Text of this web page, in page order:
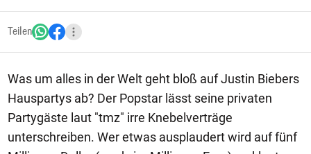
Teilen
Was um alles in der Welt geht bloß auf Justin Biebers
Hauspartys ab? Der Popstar lässt seine privaten
Partygäste laut "tmz" irre Knebelverträge
unterschreiben. Wer etwas ausplaudert wird auf fünf